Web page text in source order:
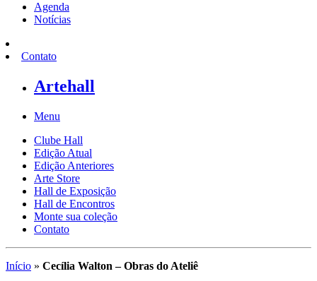
Agenda
Notícias
Contato
Artehall
Menu
Clube Hall
Edição Atual
Edição Anteriores
Arte Store
Hall de Exposição
Hall de Encontros
Monte sua coleção
Contato
Início » Cecília Walton – Obras do Ateliê